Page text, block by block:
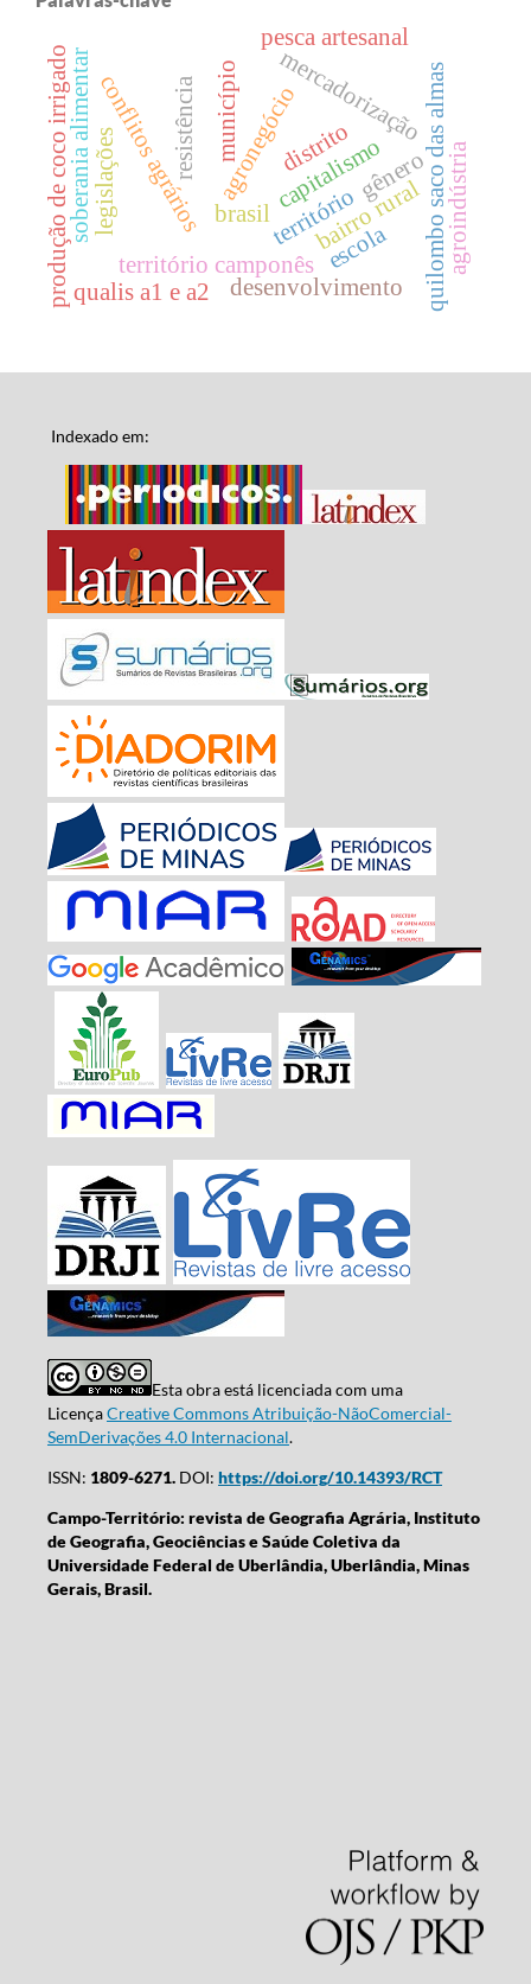
município distrito
bairro rural
escola
resistência
conflitos agrários agronegócio quilombo saco das almas
mercadorização
capitalismo
território camponês agroindústria
soberania alimentar território
gênero
pesca artesanal
produção de coco irrigado desenvolvimento
qualis a1 e a2
legislações brasil
Indexado em:
Esta obra está licenciada com uma
LicençaCreative Commons Atribuição-NãoComercial-
SemDerivações 4.0 Internacional.
ISSN: 1809-6271.DOI: https://doi.org/10.14393/RCT
Campo-Território: revista de Geografia Agrária, Instituto
de Geografia, Geociências e Saúde Coletiva da
Universidade Federal de Uberlândia, Uberlândia, Minas
Gerais, Brasil.